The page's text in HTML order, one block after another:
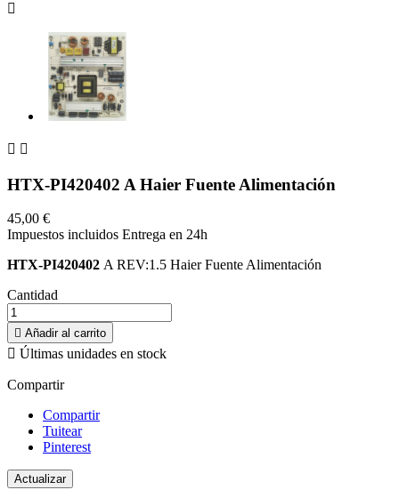

 
HTX-PI420402 A Haier Fuente Alimentación
45,00 €
Impuestos incluidos Entrega en 24h
HTX-PI420402 A REV:1.5 Haier Fuente Alimentación
Cantidad
 Añadir al carrito
 Últimas unidades en stock
Compartir
Compartir
Tuitear
Pinterest